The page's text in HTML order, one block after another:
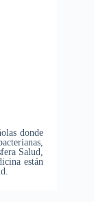
donde
Salud,
están